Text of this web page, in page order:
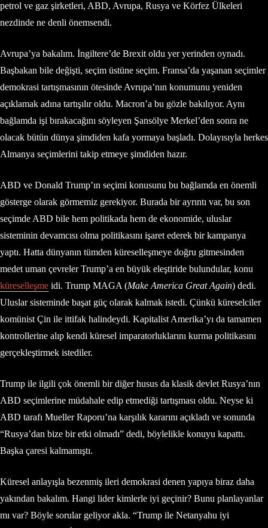
petrol ve gaz şirketleri, ABD, Avrupa, Rusya ve Körfez Ülkeleri
nezdinde ne denli önemsendi.
Avrupa’ya bakalım. İngiltere’de Brexit oldu yer yerinden oynadı.
Başbakan bile değişti, seçim üstüne seçim. Fransa’da yaşanan seçimler
demokrasi tartışmasının ötesinde Avrupa’nın konumunu yeniden
açıklamak adına tartışılır oldu. Macron’a bu gözle bakılıyor. Aynı
bağlamda işi bırakacağını söyleyen Şansölye Merkel’den sonra ne
olacak bütün dünya şimdiden kafa yormaya başladı. Dolayısıyla herkes
Almanya seçimlerini takip etmeye şimdiden hazır.
ABD ve Donald Trump’ın seçimi konusunu bu bağlamda en önemli
gösterge olarak görmemiz gerekiyor. Burada bir ayrıntı var, bu son
seçimde ABD bile hem politikada hem de ekonomide, uluslar
sisteminin devamcısı olma politikasını işaret ederek bir kampanya
yaptı. Hatta dünyanın tümden küreselleşmeye doğru gitmesinden
medet uman çevreler Trump’a en büyük eleştiride bulundular, konu
küreselleşme idi. Trump MAGA (Make America Great Again) dedi.
Uluslar sisteminde başat güç olarak kalmak istedi. Çünkü küreselciler
komünist Çin ile ittifak halindeydi. Kapitalist Amerika’yı da tamamen
kontrollerine alıp kendi küresel imparatorluklarını kurma politikasını
gerçekleştirmek istediler.
Trump ile ilgili çok önemli bir diğer husus da klasik devlet Rusya’nın
ABD seçimlerine müdahale edip etmediği tartışması oldu. Neyse ki
ABD tarafı Mueller Raporu’na karşılık kararını açıkladı ve sonunda
“Rusya’dan bize bir etki olmadı” dedi, böylelikle konuyu kapattı.
Başka çaresi kalmamıştı.
Küresel anlayışla bezenmiş ileri demokrasi denen yapıya biraz daha
yakından bakalım. Hangi lider kimlerle iyi geçinir? Bunu planlayanlar
mı var? Böyle sorular geliyor akla. “Trump ile Netanyahu iyi